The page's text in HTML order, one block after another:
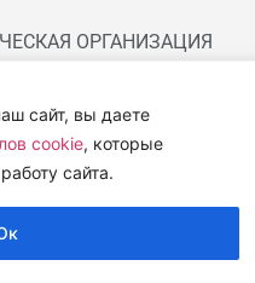
сайт, вы даете
cookie, которые
сайта.
ОРГАНИЗАЦИЯ
ИММУНОЛОГИИ И
года.